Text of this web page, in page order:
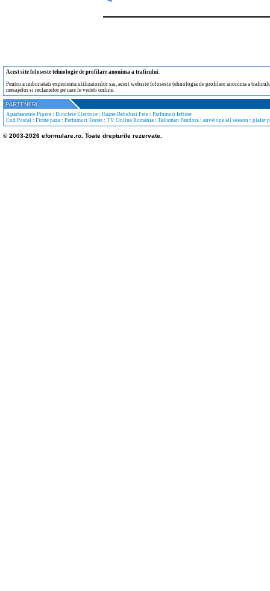
Acest site foloseste tehnologie de profilare anonima a traficului.
Pentru a imbunatati experienta utilizatorilor sai, acest website foloseste tehnologia de profilare anonima a
mesajelor si reclamelor pe care le vedeti online.
Apartamente Pipera : Biciclete Electrice : Haine Bebelusi Fete : Parfumuri Ieftine
Cod Postal : Firme paza : Parfumuri Tester : TV Online Romania : Talisman Pandora : anvelope all season : plafar
© 2003-2026 eformulare.ro. Toate drepturile rezervate.